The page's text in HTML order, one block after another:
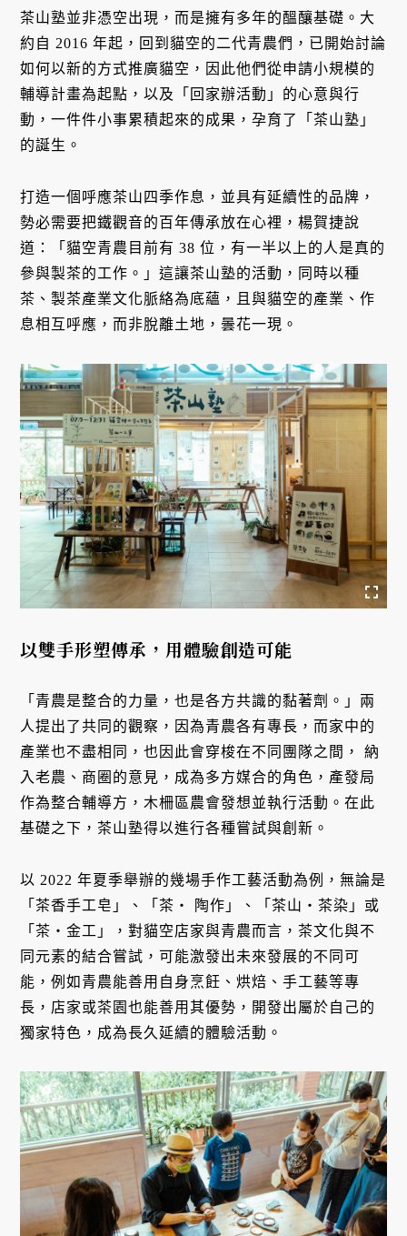
茶山塾並非憑空出現，而是擁有多年的醞釀基礎。大
約自 2016 年起，回到貓空的二代青農們，已開始討論
如何以新的方式推廣貓空，因此他們從申請小規模的
輔導計畫為起點，以及「回家辦活動」的心意與行
動，一件件小事累積起來的成果，孕育了「茶山塾」
的誕生。
打造一個呼應茶山四季作息，並具有延續性的品牌，
勢必需要把鐵觀音的百年傳承放在心裡，楊賀捷說
道：「貓空青農目前有 38 位，有一半以上的人是真的
參與製茶的工作。」這讓茶山塾的活動，同時以種
茶、製茶產業文化脈絡為底蘊，且與貓空的產業、作
息相互呼應，而非脫離土地，曇花一現。
以雙手形塑傳承，用體驗創造可能
「青農是整合的力量，也是各方共識的黏著劑。」兩
人提出了共同的觀察，因為青農各有專長，而家中的
產業也不盡相同，也因此會穿梭在不同團隊之間， 納
入老農、商圈的意見，成為多方媒合的角色，產發局
作為整合輔導方，木柵區農會發想並執行活動。在此
基礎之下，茶山塾得以進行各種嘗試與創新。
以 2022 年夏季舉辦的幾場手作工藝活動為例，無論是
「茶香手工皂」、「茶・ 陶作」、「茶山・茶染」或
「茶・金工」，對貓空店家與青農而言，茶文化與不
同元素的結合嘗試，可能激發出未來發展的不同可
能，例如青農能善用自身烹飪、烘焙、手工藝等專
長，店家或茶園也能善用其優勢，開發出屬於自己的
獨家特色，成為長久延續的體驗活動。